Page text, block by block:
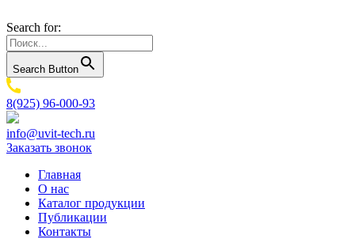
Search for:
Search Button
8(925) 96-000-93
info@uvit-tech.ru
Заказать звонок
Главная
О нас
Каталог продукции
Публикации
Контакты